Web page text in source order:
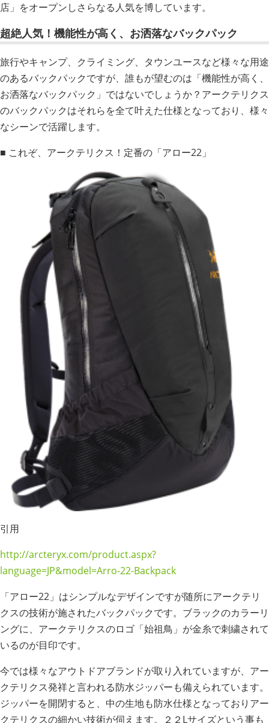
店」をオープンしさらなる人気を博しています。
超絶人気！機能性が高く、お洒落なバックパック
旅行やキャンプ、クライミング、タウンユースなど様々な用途
のあるバックパックですが、誰もが望むのは「機能性が高く、
お洒落なバックパック」ではないでしょうか？アークテリクス
のバックパックはそれらを全て叶えた仕様となっており、様々
なシーンで活躍します。
■ これぞ、アークテリクス！定番の「アロー22」
引用
http://arcteryx.com/product.aspx?
language=JP&model=Arro-22-Backpack
「アロー22」はシンプルなデザインですが随所にアークテリ
クスの技術が施されたバックパックです。ブラックのカラーリ
ングに、アークテリクスのロゴ「始祖鳥」が金糸で刺繍されて
いるのが目印です。
今では様々なアウトドアブランドが取り入れていますが、アー
クテリクス発祥と言われる防水ジッパーも備えられています。
ジッパーを開閉すると、中の生地も防水仕様となっておりアー
クテリクスの細かい技術が伺えます。２２Lサイズという事も